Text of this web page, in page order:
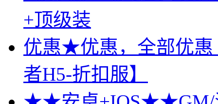
+顶级装
优惠★优惠，全部优惠
者H5-折扣服】